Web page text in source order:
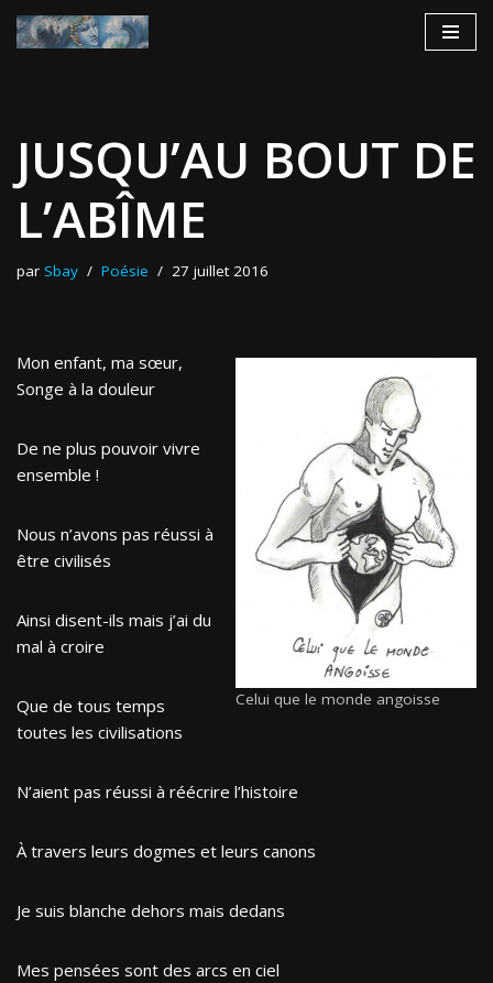
JUSQU’AU BOUT DE
L’ABÎME
par Sbay Poésie 27 juillet 2016
Celui que le monde angoisse
Mon enfant, ma sœur,
Songe à la douleur
De ne plus pouvoir vivre
ensemble !
Nous n’avons pas réussi à
être civilisés
Ainsi disent-ils mais j’ai du
mal à croire
Que de tous temps
toutes les civilisations
N’aient pas réussi à réécrire l’histoire
À travers leurs dogmes et leurs canons
Je suis blanche dehors mais dedans
Mes pensées sont des arcs en ciel